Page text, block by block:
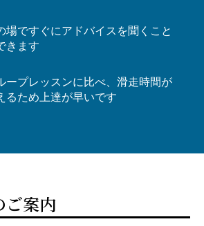
場ですぐにアドバイスを聞くこと
きます
ープレッスンに比べ、滑走時間が
るため上達が早いです
ご案内